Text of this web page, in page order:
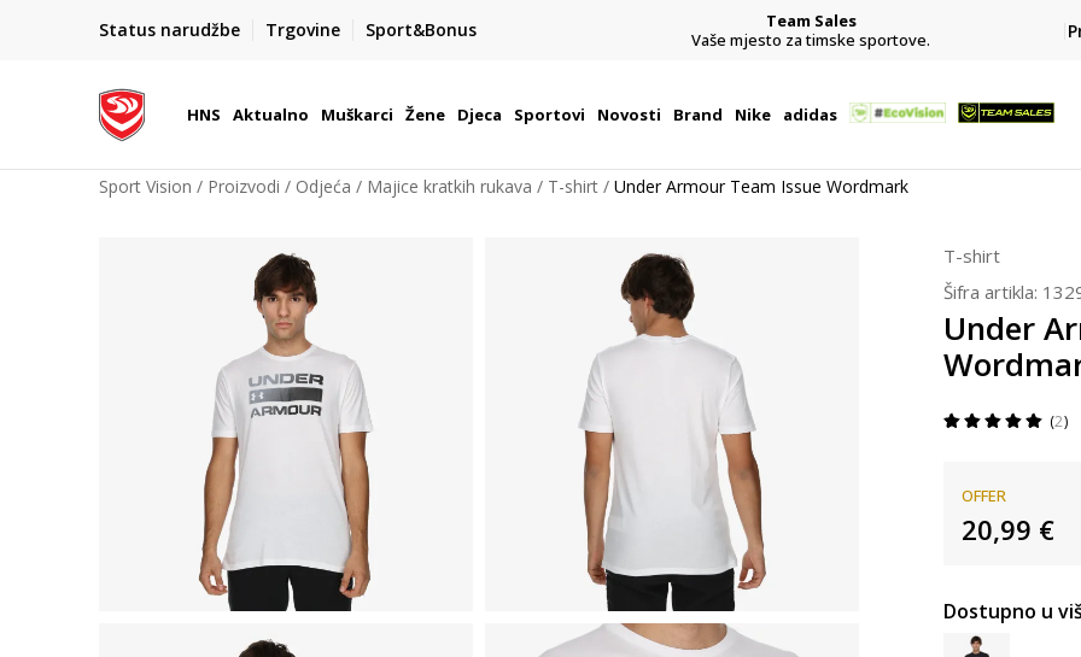
Status narudžbe Trgovine Sport&Bonus
BOX NOW
Dostava 1,50 €
| Više od 800 paketomata u Hrvatskoj
Team Sales
Vaše mjesto za timske sportove.
HNS Aktualno Muškarci Žene Djeca Sportovi Novosti Brand Nike adidas
Sport Vision Proizvodi Odjeća Majice kratkih rukava T-shirt Under Armour Team Issue Wordmark
T-shirt
Šifra artikla:
Under
2
OFFER
20,99 €
Dostupno u